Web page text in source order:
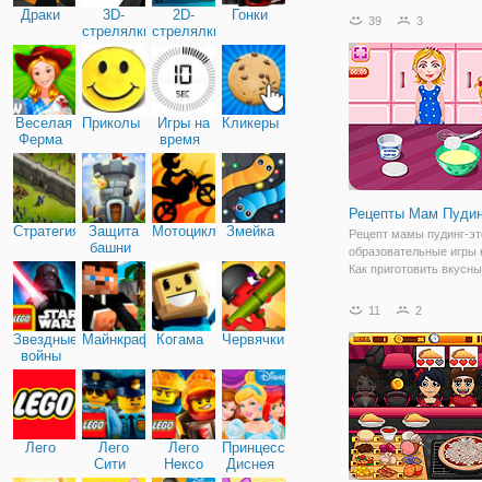
Драки
3D-
стрелялки
2D-
стрелялки
Гонки
Веселая
Ферма
Приколы
Игры на
время
Кликеры
Стратегия
Защита
башни
МотоциклыЗмейка
Звездные
войны
Майнкрафт Когама Червячки
Лего
Лего
Сити
Лего
Нексо
Принцессы
Диснея
39 3
Рецепты Мам
Рецепт мамы пудинг-
образовательные игры
Как приготовить
между банановый
ингредиенты, чтобы
пудинг смесь в
11 2